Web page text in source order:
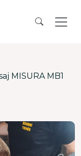
MISURA MB1